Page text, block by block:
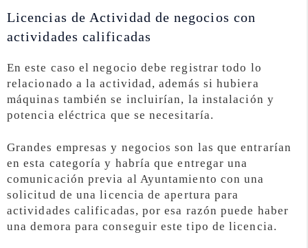
Licencias de Actividad de negocios con
actividades calificadas
En este caso el negocio debe registrar todo lo
relacionado a la actividad, además si hubiera
máquinas también se incluirían, la instalación y
potencia eléctrica que se necesitaría.
Grandes empresas y negocios son las que entrarían
en esta categoría y habría que entregar una
comunicación previa al Ayuntamiento con una
solicitud de una licencia de apertura para
actividades calificadas, por esa razón puede haber
una demora para conseguir este tipo de licencia.